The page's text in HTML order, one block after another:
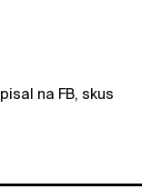
na FB, skus